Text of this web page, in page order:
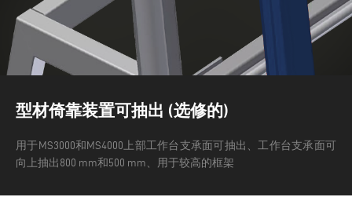
型材倚靠装置可抽出 (选修的)
用于MS3000和MS4000上部工作台支承面可抽出、工作台支承面可
向上抽出800 mm和500 mm、用于较高的框架